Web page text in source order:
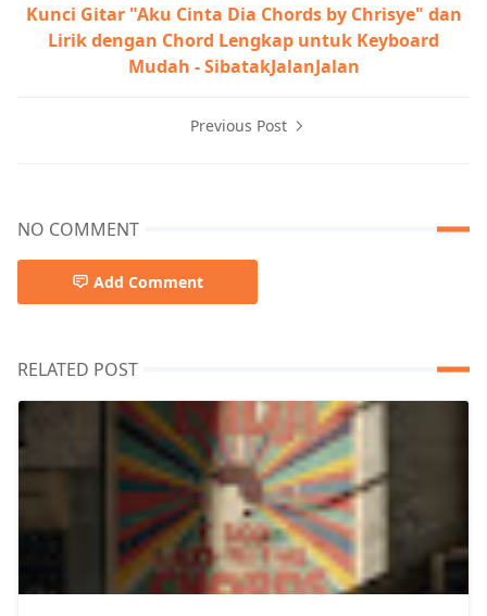
Kunci Gitar "Aku Cinta Dia Chords by Chrisye" dan
Lirik dengan Chord Lengkap untuk Keyboard
Mudah - SibatakJalanJalan
Previous Post
NO COMMENT
Add Comment
RELATED POST